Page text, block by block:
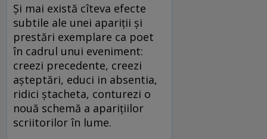
Și mai există cîteva efecte
subtile ale unei apariții și
prestări exemplare ca poet
în cadrul unui eveniment:
creezi precedente, creezi
așteptări, educi in absentia,
ridici ștacheta, conturezi o
nouă schemă a aparițiilor
scriitorilor în lume.